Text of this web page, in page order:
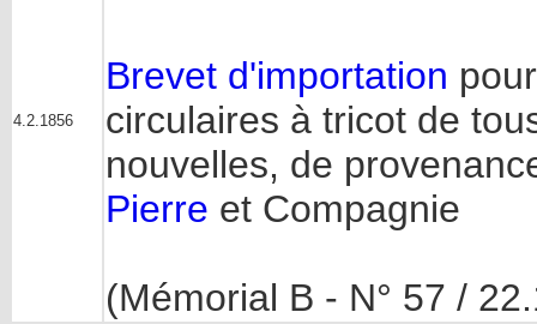
4.2.1856
Brevet d'importation
circulaires à tricot de
nouvelles, de
Pierre et Compagnie
(Mémorial B - N° 57 /